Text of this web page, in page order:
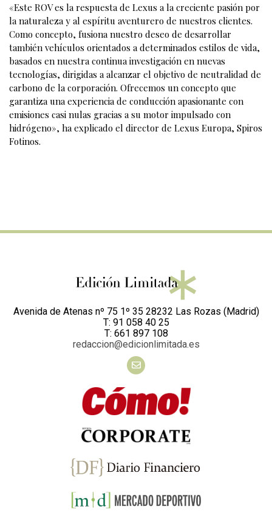
«Este ROV es la respuesta de Lexus a la creciente pasión por
la naturaleza y al espíritu aventurero de nuestros clientes.
Como concepto, fusiona nuestro deseo de desarrollar
también vehículos orientados a determinados estilos de vida,
basados en nuestra continua investigación en nuevas
tecnologías, dirigidas a alcanzar el objetivo de neutralidad de
carbono de la corporación. Ofrecemos un concepto que
garantiza una experiencia de conducción apasionante con
emisiones casi nulas gracias a su motor impulsado con
hidrógeno», ha explicado el director de Lexus Europa, Spiros
Fotinos.
Avenida de Atenas nº 75 1º 35 28232 Las Rozas (Madrid)
T: 91 058 40 25
T: 661 897 108
redaccion@edicionlimitada.es